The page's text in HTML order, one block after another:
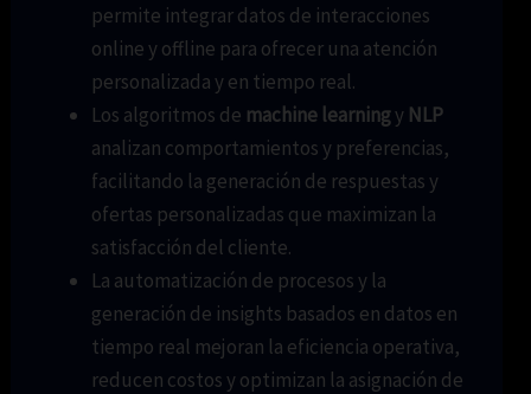
permite integrar datos de interacciones
online y offline para ofrecer una atención
personalizada y en tiempo real.
Los algoritmos de machine learningy NLP
analizan comportamientos y preferencias,
facilitando la generación de respuestas y
ofertas personalizadas que maximizan la
satisfacción del cliente.
La automatización de procesos y la
generación de insights basados en datos en
tiempo real mejoran la eficiencia operativa,
reducen costos y optimizan la asignación de